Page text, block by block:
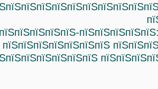
пїЅпїЅпїЅпїЅпїЅпїЅпїЅ